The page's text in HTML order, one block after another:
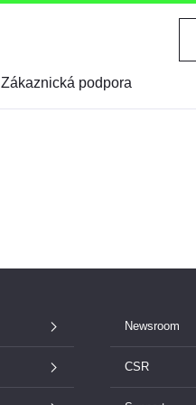
Zákaznická podpora
Newsroom
CSR